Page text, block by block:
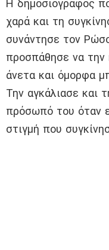
Η δημοσιογράφος
χαρά και τη
συνάντησε τον
προσπάθησε να την
άνετα και όμορφα
Την αγκάλιασε και
πρόσωπό του όταν
στιγμή που